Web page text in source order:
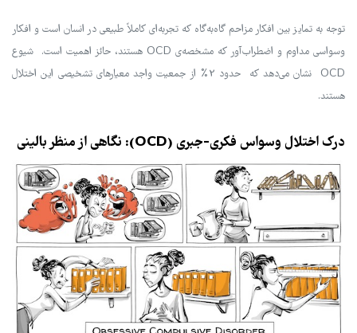
توجه به تمایز بین افکار مزاحم گاه‌به‌گاه که تجربه‌ای کاملاً طبیعی در انسان است و افکار
وسواسی مداوم و اضطراب‌آور که مشخصه‌ی OCD هستند، حائز اهمیت است. شیوع
OCD نشان می‌دهد که حدود 2% از جمعیت واجد معیارهای تشخیصی این اختلال
هستند.
درک اختلال وسواس فکری-جبری (OCD): نگاهی از منظر بالینی